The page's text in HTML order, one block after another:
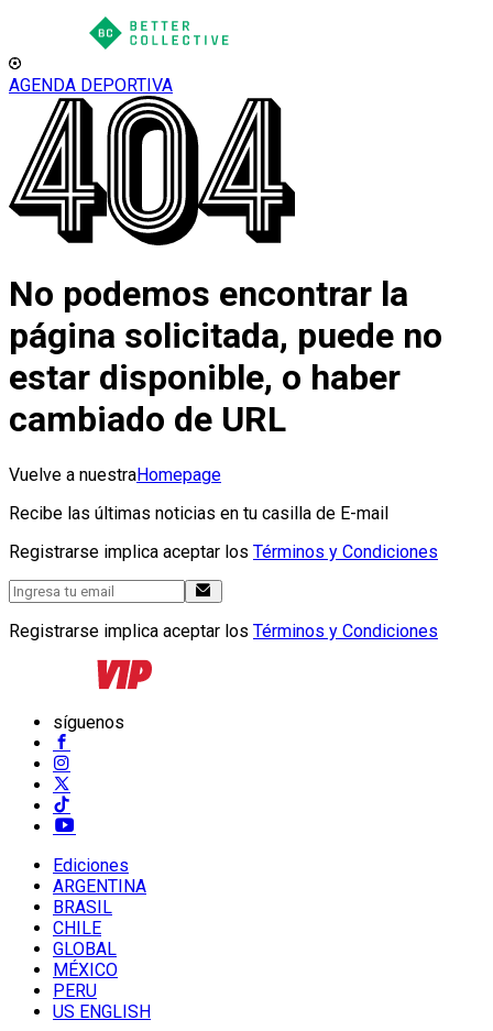
AGENDA DEPORTIVA
No podemos encontrar la
página solicitada, puede no
estar disponible, o haber
cambiado de URL
Vuelve a nuestraHomepage
Recibe las últimas noticias en tu casilla de E-mail
Registrarse implica aceptar los Términos y Condiciones
Registrarse implica aceptar los Términos y Condiciones
síguenos
Ediciones
ARGENTINA
BRASIL
CHILE
GLOBAL
MÉXICO
PERU
US ENGLISH